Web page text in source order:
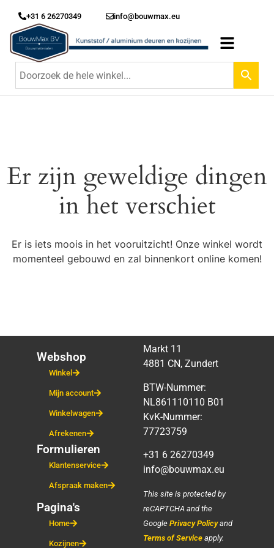
+31 6 26270349 info@bouwmax.eu
Er zijn geweldige dingen
in het verschiet
Er is iets moois in het vooruitzicht! Onze winkel wordt
momenteel gebouwd en zal binnenkort online komen!
Webshop
Winkel
Mijn account
Winkelwagen
Afrekenen
Formulieren
Klantenservice
Afspraak maken
Pagina's
Home
Kozijnen
Markt 11
4881 CN, Zundert
BTW-Nummer:
NL861110110 B01
KvK-Nummer:
77723759
+31 6 26270349
info@bouwmax.eu
This site is protected by
reCAPTCHA and the
Google Privacy Policyand
Terms of Service apply.